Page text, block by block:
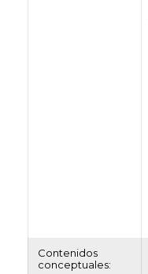
Contenidos
conceptuales: